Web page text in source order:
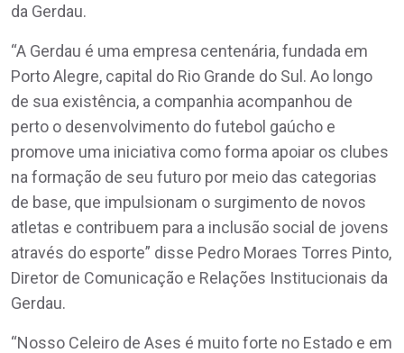
da Gerdau.
“A Gerdau é uma empresa centenária, fundada em
Porto Alegre, capital do Rio Grande do Sul. Ao longo
de sua existência, a companhia acompanhou de
perto o desenvolvimento do futebol gaúcho e
promove uma iniciativa como forma apoiar os clubes
na formação de seu futuro por meio das categorias
de base, que impulsionam o surgimento de novos
atletas e contribuem para a inclusão social de jovens
através do esporte” disse Pedro Moraes Torres Pinto,
Diretor de Comunicação e Relações Institucionais da
Gerdau.
“Nosso Celeiro de Ases é muito forte no Estado e em